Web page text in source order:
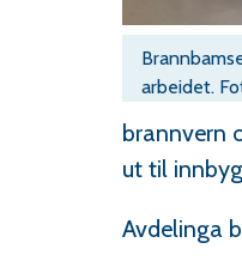
arbeidet.
brannvern
ut til
Avdelinga